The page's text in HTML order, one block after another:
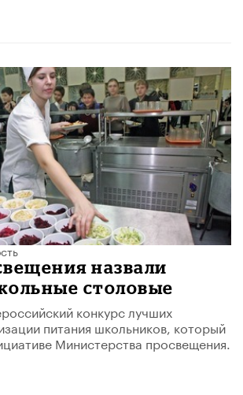
назвали
столовые
конкурс лучших
питания школьников, который
Министерства просвещения.